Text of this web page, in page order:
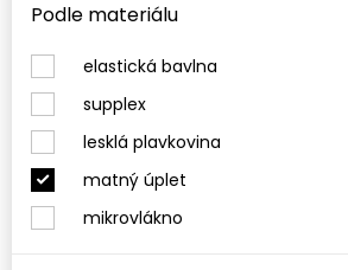
Podle materiálu
elastická bavlna
supplex
lesklá plavkovina
matný úplet
mikrovlákno